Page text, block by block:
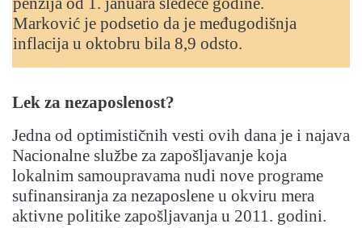
Marković je podsetio da je međugodišnja
inflacija u oktobru bila 8,9 odsto.
Lek za nezaposlenost?
Jedna od optimističnih vesti ovih dana je i najava
Nacionalne službe za zapošljavanje koja
lokalnim samoupravama nudi nove programe
sufinansiranja za nezaposlene u okviru mera
aktivne politike zapošljavanja u 2011. godini.